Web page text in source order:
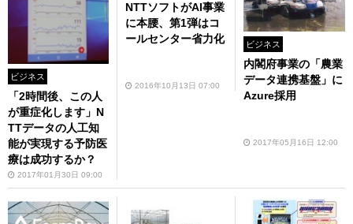
ビジネス
「2時間後、この人
が重症化します」N
TTデータの人工知
能が実現する予防医
療は成功するか？
2017年01月30日 09:00
NTTソフトがAI事業
に本腰、第1弾はコ
ールセンター省力化
2016年10月13日 07:00
ビジネス
内閣府事業の「農業
データ連携基盤」に
Azure採用
2017年05月16日 12:00